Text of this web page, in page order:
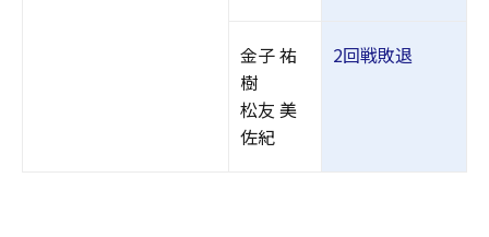
金子 祐
樹
松友 美
佐紀
2回戦敗退